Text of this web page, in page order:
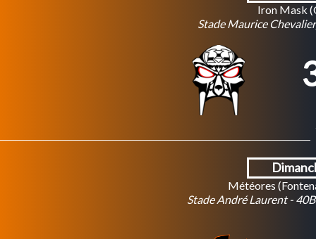
Iron Mask
Stade Maurice
Météores
Stade André Laurent -